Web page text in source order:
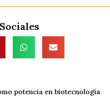
potencia en biotecnología